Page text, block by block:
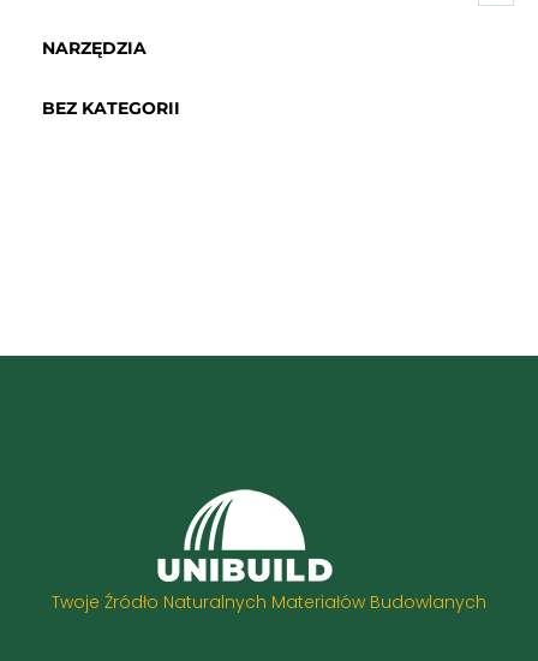
NARZĘDZIA
BEZ KATEGORII
Twoje Źródło Naturalnych Materiałów Budowlanych